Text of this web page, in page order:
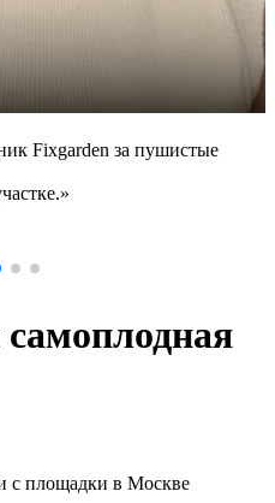
Fixgarden за пушистые
с площадки в Москве